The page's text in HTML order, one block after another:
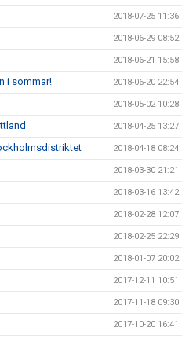
2018-07-25 11:36
2018-06-29 08:52
2018-06-21 15:58
i sommar! 2018-06-20 22:54
2018-05-02 10:28
2018-04-25 13:27
2018-04-18 08:24
2018-03-30 21:21
2018-03-16 13:42
2018-02-28 12:07
2018-02-25 22:29
2018-01-07 20:02
2017-12-11 10:51
2017-11-18 09:30
2017-10-20 16:41